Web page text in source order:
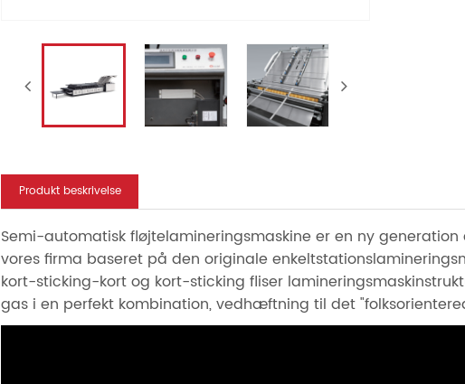
Produkt beskrivelse
Semi-automatisk fløjtelamineringsmaskine er en ny
vores firma baseret på den originale
kort-sticking-kort og kort-sticking fliser
gas i en perfekt kombination, vedhæftning til det